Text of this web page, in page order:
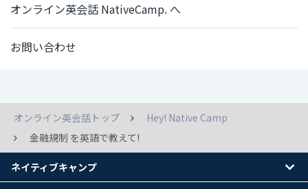
オンライン英会話 NativeCamp. へ
お問い合わせ
オンライン英会話トップ
Hey! Native Camp
金融規制 を英語で教えて!
ネイティブキャンプ